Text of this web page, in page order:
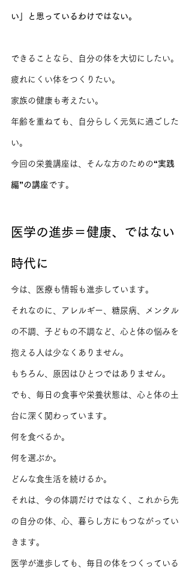
い」と思っているわけではない。
できることなら、自分の体を大切にしたい。
疲れにくい体をつくりたい。
家族の健康も考えたい。
年齢を重ねても、自分らしく元気に過ごした
い。
今回の栄養講座は、そんな方のための“実践
編”の講座です。
医学の進歩＝健康、ではない
時代に
今は、医療も情報も進歩しています。
それなのに、アレルギー、糖尿病、メンタル
の不調、子どもの不調など、心と体の悩みを
抱える人は少なくありません。
もちろん、原因はひとつではありません。
でも、毎日の食事や栄養状態は、心と体の土
台に深く関わっています。
何を食べるか。
何を選ぶか。
どんな食生活を続けるか。
それは、今の体調だけではなく、これから先
の自分の体、心、暮らし方にもつながってい
きます。
医学が進歩しても、毎日の体をつくっている